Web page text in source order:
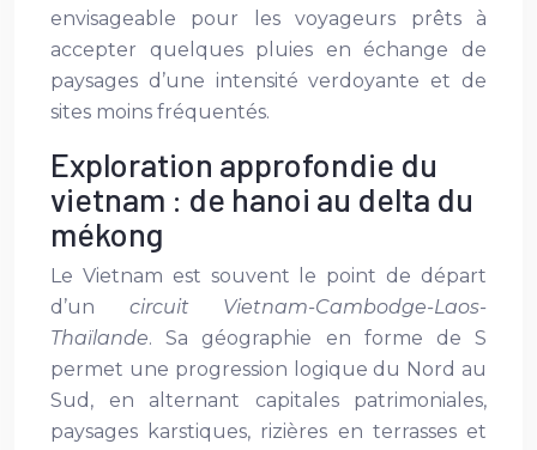
envisageable pour les voyageurs prêts à
accepter quelques pluies en échange de
paysages d’une intensité verdoyante et de
sites moins fréquentés.
Exploration approfondie du
vietnam : de hanoi au delta du
mékong
Le Vietnam est souvent le point de départ
d’un circuit Vietnam-Cambodge-Laos-
Thaïlande. Sa géographie en forme de S
permet une progression logique du Nord au
Sud, en alternant capitales patrimoniales,
paysages karstiques, rizières en terrasses et